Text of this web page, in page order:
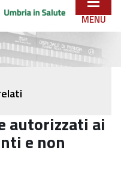
autorizzati ai
e non